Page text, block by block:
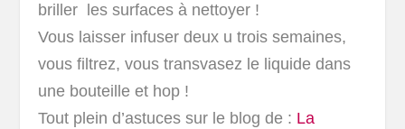
briller les surfaces à nettoyer !
Vous laisser infuser deux u trois semaines,
vous filtrez, vous transvasez le liquide dans
une bouteille et hop !
Tout plein d’astuces sur le blog de : La